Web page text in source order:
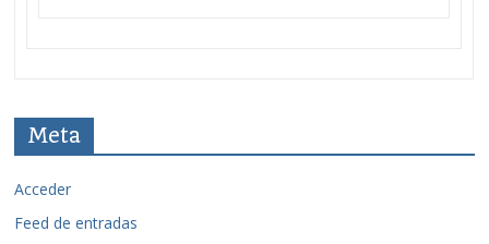
Meta
Acceder
Feed de entradas